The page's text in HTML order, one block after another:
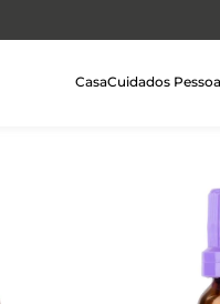
CasaCuidados